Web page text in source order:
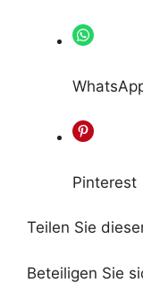
Pinterest
Teilen Sie
Beteiligen Sie